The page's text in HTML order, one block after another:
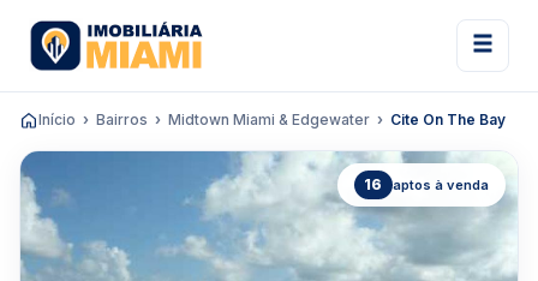
Início Bairros Midtown Miami & Edgewater Cite On The Bay
16 aptos à venda